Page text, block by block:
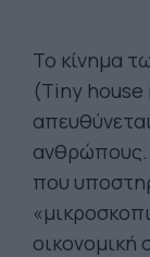
Το κίνημα
(Tiny house
ανθρώπους.
που
οικονομική